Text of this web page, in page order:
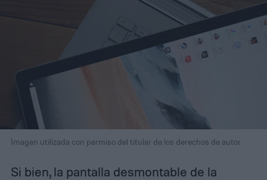
Imagen utilizada con permiso del titular de los derechos de autor
Si bien, la pantalla desmontable de la